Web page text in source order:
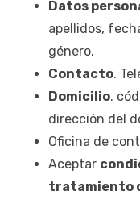
Datos
apellidos,
género.
Contacto.
Domicilio.
dirección del
Oficina de
Aceptar
tratamiento